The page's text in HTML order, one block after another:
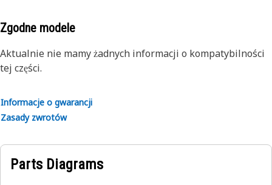
Zgodne modele
Aktualnie nie mamy żadnych informacji o kompatybilności
tej części.
Informacje o gwarancji
Zasady zwrotów
Parts Diagrams